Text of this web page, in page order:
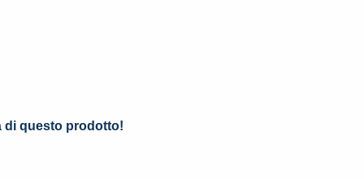
di questo prodotto!